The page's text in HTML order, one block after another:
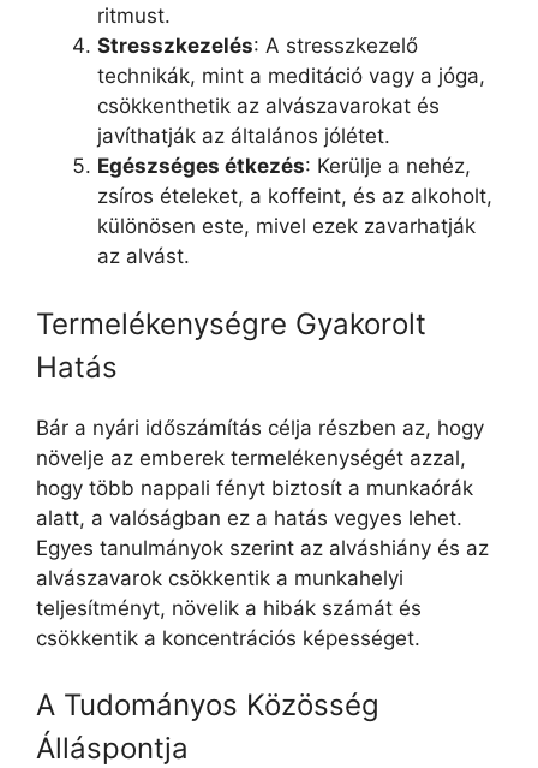
ritmust.
Stresszkezelés: A stresszkezelő
technikák, mint a meditáció vagy a jóga,
csökkenthetik az alvászavarokat és
javíthatják az általános jólétet.
Egészséges étkezés: Kerülje a nehéz,
zsíros ételeket, a koffeint, és az alkoholt,
különösen este, mivel ezek zavarhatják
az alvást.
Termelékenységre Gyakorolt
Hatás
Bár a nyári időszámítás célja részben az, hogy
növelje az emberek termelékenységét azzal,
hogy több nappali fényt biztosít a munkaórák
alatt, a valóságban ez a hatás vegyes lehet.
Egyes tanulmányok szerint az alváshiány és az
alvászavarok csökkentik a munkahelyi
teljesítményt, növelik a hibák számát és
csökkentik a koncentrációs képességet.
A Tudományos Közösség
Álláspontja